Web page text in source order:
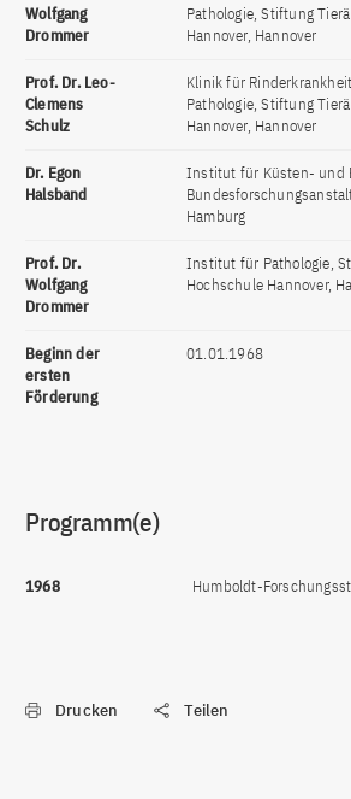
Wolfgang
Drommer
Pathologie, Stiftung
Hannover, Hannover
Prof. Dr. Leo-
Clemens
Schulz
Klinik für
Pathologie, Stiftung
Hannover, Hannover
Dr. Egon
Halsband
Institut für Küsten- und
Hamburg
Prof. Dr.
Wolfgang
Drommer
Institut für Pathologie,
Hochschule Hannover,
Beginn der
ersten
Förderung
01.01.1968
Programm(e)
1968 Humboldt-
Drucken Teilen